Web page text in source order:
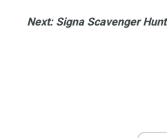
Next: Signa Scavenger Hunt